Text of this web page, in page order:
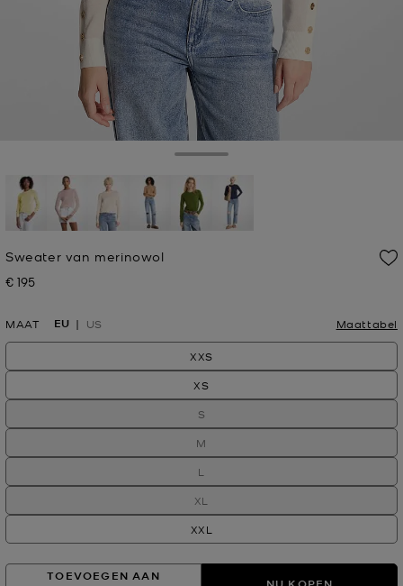
Sweater van merinowol
Nu
€ 195
MAAT EU US Maattabel
XXS
XS
S
M
L
XL
XXL
TOEVOEGEN AAN